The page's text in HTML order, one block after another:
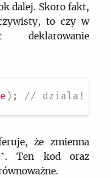
dalej. Skoro fakt,
to czy w
) ; // dziala!
że zmienna
. Ten kod oraz